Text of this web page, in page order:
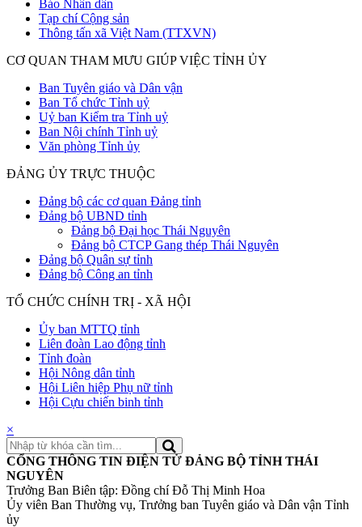
Báo Nhân dân
Tạp chí Cộng sản
Thông tấn xã Việt Nam (TTXVN)
CƠ QUAN THAM MƯU GIÚP VIỆC TỈNH ỦY
Ban Tuyên giáo và Dân vận
Ban Tổ chức Tỉnh uỷ
Uỷ ban Kiểm tra Tỉnh uỷ
Ban Nội chính Tỉnh uỷ
Văn phòng Tỉnh ủy
ĐẢNG ỦY TRỰC THUỘC
Đảng bộ các cơ quan Đảng tỉnh
Đảng bộ UBND tỉnh
Đảng bộ Đại học Thái Nguyên
Đảng bộ CTCP Gang thép Thái Nguyên
Đảng bộ Quân sự tỉnh
Đảng bộ Công an tỉnh
TỔ CHỨC CHÍNH TRỊ - XÃ HỘI
Ủy ban MTTQ tỉnh
Liên đoàn Lao động tỉnh
Tỉnh đoàn
Hội Nông dân tỉnh
Hội Liên hiệp Phụ nữ tỉnh
Hội Cựu chiến binh tỉnh
×
CỔNG THÔNG TIN ĐIỆN TỬ ĐẢNG BỘ TỈNH THÁI
NGUYÊN
Trưởng Ban Biên tập: Đồng chí Đỗ Thị Minh Hoa
Ủy viên Ban Thường vụ, Trưởng ban Tuyên giáo và Dân vận Tỉnh
ủy